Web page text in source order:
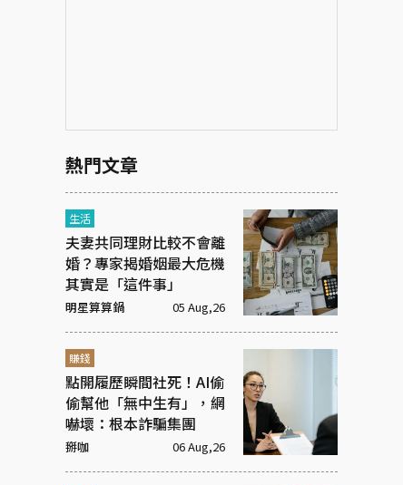
熱門文章
生活
夫妻共同理財比較不會離
婚？專家揭婚姻最大危機
其實是「這件事」
明星算算鍋 05 Aug,26
賺錢
點開履歷瞬間社死！AI偷
偷幫他「無中生有」，網
嚇壞：根本詐騙集團
掰咖 06 Aug,26